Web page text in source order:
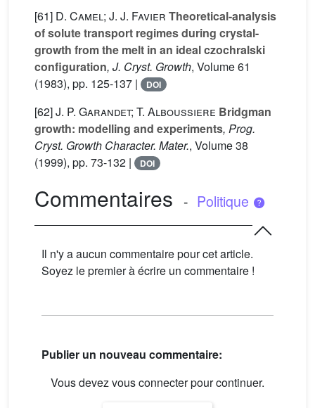
[61] D. Camel; J. J. Favier Theoretical-analysis
of solute transport regimes during crystal-
growth from the melt in an ideal czochralski
configuration, J. Cryst. Growth, Volume 61
(1983), pp. 125-137 |
DOI
[62]J. P. Garandet; T. Alboussiere Bridgman
growth: modelling and experiments, Prog.
Cryst. Growth Character. Mater., Volume 38
(1999), pp. 73-132 |
DOI
Commentaires - Politique
Il n'y a aucun commentaire pour cet article.
Soyez le premier à écrire un commentaire !
Publier un nouveau commentaire:
Vous devez vous connecter pour continuer.